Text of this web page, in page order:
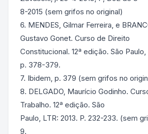
8-2015 (sem grifos no original)
6. MENDES, Gilmar Ferreira, e
Gustavo Gonet. Curso de Direito
Constitucional. 12ª edição. São Paulo,
p. 378-379.
7. Ibidem, p. 379 (sem grifos no
8. DELGADO, Maurício Godinho.
Trabalho. 12ª edição. São
Paulo, LTR: 2013. P. 232-233. (sem
9.